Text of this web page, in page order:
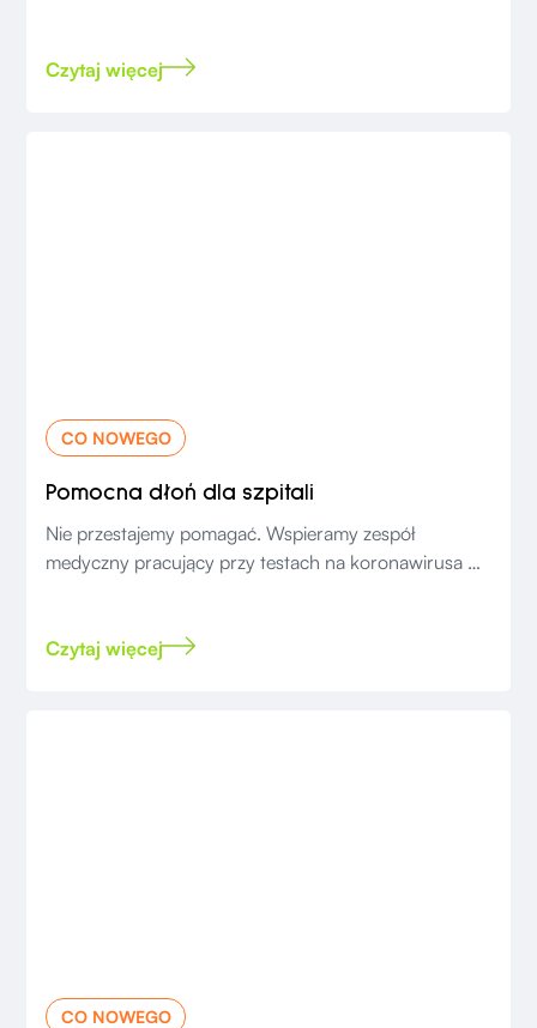
Czytaj więcej
CO NOWEGO
Pomocna dłoń dla szpitali
Nie przestajemy pomagać. Wspieramy zespół
medyczny pracujący przy testach na koronawirusa w
Czytaj więcej
CO NOWEGO